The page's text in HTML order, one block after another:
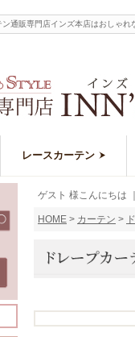
通販専門店インズ本店はおしゃ
レースカーテン
ゲスト 様こんにちは
HOME カーテン